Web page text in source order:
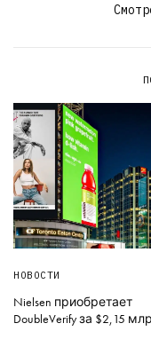
НОВОСТИ
Nielsen приобретает
DoubleVerify за $2,15